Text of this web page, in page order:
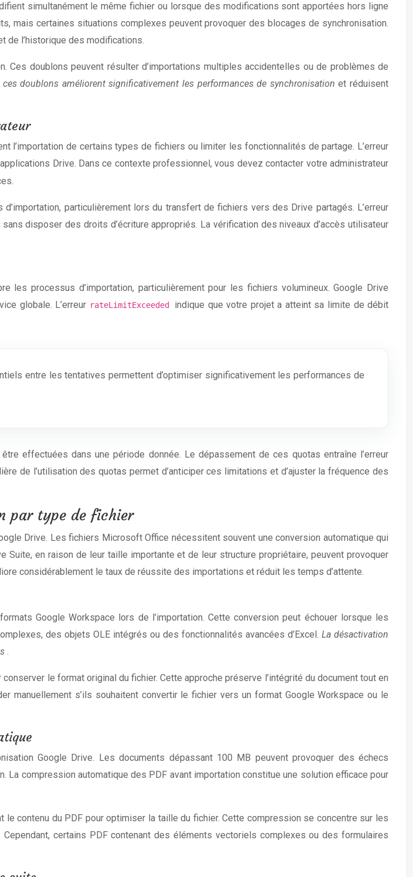
simultanément le même fichier ou lorsque des modifications sont apportées hors ligne
mais certaines situations complexes peuvent provoquer des blocages de synchronisation.
de l’historique des modifications.
doublons peuvent résulter d’importations multiples accidentelles ou de problèmes de
doublons améliorent significativement les performances de synchronisationet réduisent
l’importation de certains types de fichiers ou limiter les fonctionnalités de partage. L’erreur
Drive. Dans ce contexte professionnel, vous devez contacter votre administrateur
particulièrement lors du transfert de fichiers vers des Drive partagés. L’erreur
disposer des droits d’écriture appropriés. La vérification des niveaux d’accès utilisateur
les processus d’importation, particulièrement pour les fichiers volumineux. Google Drive
globale. L’erreur rateLimitExceeded indique que votre projet a atteint sa limite de débit
entre les tentatives permettent d’optimiser significativement les performances de
effectuées dans une période donnée. Le dépassement de ces quotas entraîne l’erreur
de l’utilisation des quotas permet d’anticiper ces limitations et d’ajuster la fréquence des
par type de fichier
Drive. Les fichiers Microsoft Office nécessitent souvent une conversion automatique qui
en raison de leur taille importante et de leur structure propriétaire, peuvent provoquer
considérablement le taux de réussite des importations et réduit les temps d’attente.
Google Workspace lors de l’importation. Cette conversion peut échouer lorsque les
des objets OLE intégrés ou des fonctionnalités avancées d’Excel. La désactivation
.
le format original du fichier. Cette approche préserve l’intégrité du document tout en
manuellement s’ils souhaitent convertir le fichier vers un format Google Workspace ou le
Google Drive. Les documents dépassant 100 MB peuvent provoquer des échecs
compression automatique des PDF avant importation constitue une solution efficace pour
contenu du PDF pour optimiser la taille du fichier. Cette compression se concentre sur les
certains PDF contenant des éléments vectoriels complexes ou des formulaires